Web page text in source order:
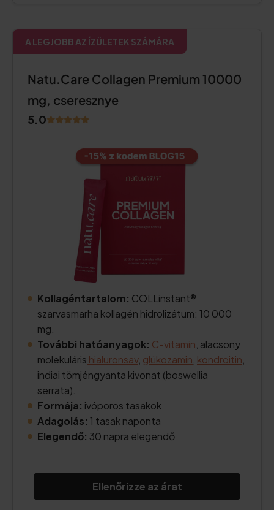
A LEGJOBB AZ ÍZÜLETEK SZÁMÁRA
Natu.Care Collagen Premium 10000
mg, cseresznye
5.0
Kollagéntartalom: COLLinstant®
szarvasmarha kollagén hidrolizátum: 10 000
mg.
További hatóanyagok: C-vitamin , alacsony
molekuláris hialuronsav, glükozamin kondroitin
indiai tömjéngyanta kivonat (boswellia
serrata).
Formája: ivóporos tasakok
Adagolás: 1 tasak naponta
Elegendő: 30 napra elegendő
Ellenőrizze az árat